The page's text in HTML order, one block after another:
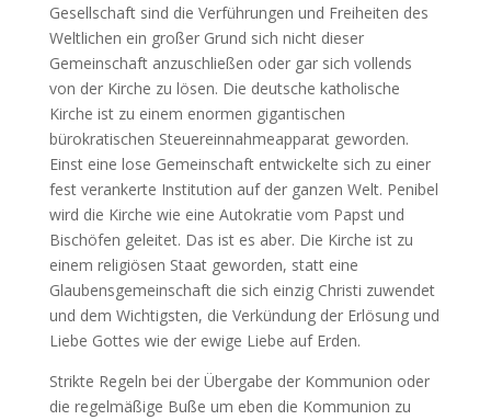
Gesellschaft sind die Verführungen und Freiheiten des
Weltlichen ein großer Grund sich nicht dieser
Gemeinschaft anzuschließen oder gar sich vollends
von der Kirche zu lösen. Die deutsche katholische
Kirche ist zu einem enormen gigantischen
bürokratischen Steuereinnahmeapparat geworden.
Einst eine lose Gemeinschaft entwickelte sich zu einer
fest verankerte Institution auf der ganzen Welt. Penibel
wird die Kirche wie eine Autokratie vom Papst und
Bischöfen geleitet. Das ist es aber. Die Kirche ist zu
einem religiösen Staat geworden, statt eine
Glaubensgemeinschaft die sich einzig Christi zuwendet
und dem Wichtigsten, die Verkündung der Erlösung und
Liebe Gottes wie der ewige Liebe auf Erden.
Strikte Regeln bei der Übergabe der Kommunion oder
die regelmäßige Buße um eben die Kommunion zu